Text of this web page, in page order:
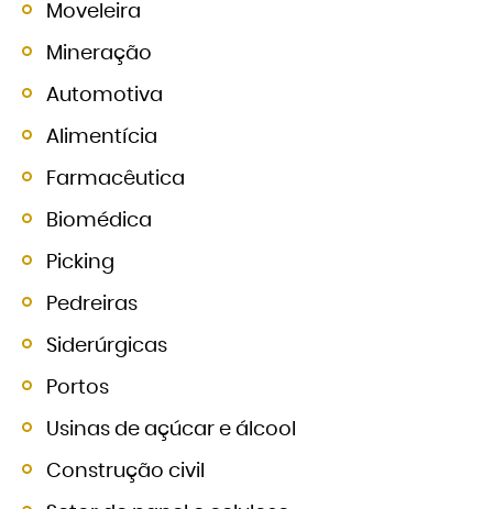
Moveleira
Mineração
Automotiva
Alimentícia
Farmacêutica
Biomédica
Picking
Pedreiras
Siderúrgicas
Portos
Usinas de açúcar e álcool
Construção civil